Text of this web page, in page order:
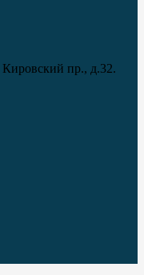
Кировский пр., д.32.